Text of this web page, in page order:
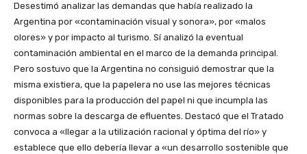
Desestimó analizar las demandas que había realizado la
Argentina por «contaminación visual y sonora», por «malos
olores» y por impacto al turismo. Sí analizó la eventual
contaminación ambiental en el marco de la demanda principal.
Pero sostuvo que la Argentina no consiguió demostrar que la
misma existiera, que la papelera no use las mejores técnicas
disponibles para la producción del papel ni que incumpla las
normas sobre la descarga de efluentes. Destacó que el Tratado
convoca a «llegar a la utilización racional y óptima del río» y
establece que ello debería llevar a «un desarrollo sostenible que